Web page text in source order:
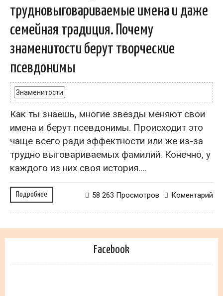
трудновыговариваемые имена и даже
семейная традиция. Почему
знаменитости берут творческие
псевдонимы
Знаменитости
Как ты знаешь, многие звезды меняют свои
имена и берут псевдонимы. Происходит это
чаще всего ради эффектности или же из-за
трудно выговариваемых фамилий. Конечно, у
каждого из них своя история....
Подробнее Коментарий
58 263 Просмотров
Facebook